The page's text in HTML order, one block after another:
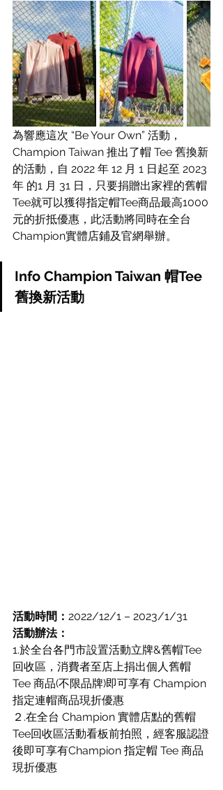
為響應這次 “Be Your Own” 活動，
Champion Taiwan 推出了帽 Tee 舊換新
的活動，自 2022 年 12 月 1 日起至 2023
年 的1 月 31 日，只要捐贈出家裡的舊帽
Tee就可以獲得指定帽Tee商品最高1000
元的折抵優惠，此活動將同時在全台
Champion實體店鋪及官網舉辦。
Info Champion Taiwan 帽Tee
舊換新活動
活動時間： 2022/12/1 – 2023/1/31
活動辦法：
1.於全台各門市設置活動立牌&舊帽Tee
回收區，消費者至店上捐出個人舊帽
Tee 商品(不限品牌)即可享有 Champion
指定連帽商品現折優惠
２.在全台 Champion 實體店點的舊帽
Tee回收區活動看板前拍照，經客服認證
後即可享有Champion 指定帽 Tee 商品
現折優惠